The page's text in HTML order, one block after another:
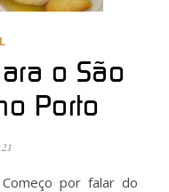
o São
Porto